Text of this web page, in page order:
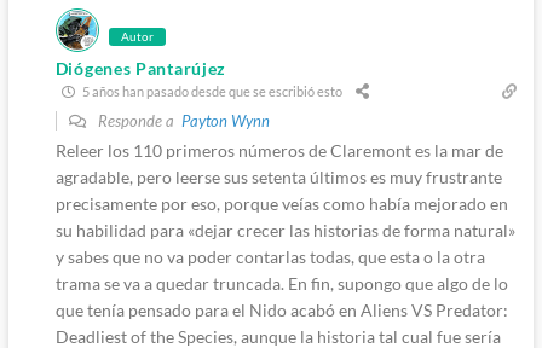
Autor
Diógenes Pantarújez
5 años han pasado desde que se escribió esto
Responde a Payton Wynn
Releer los 110 primeros números de Claremont es la mar de
agradable, pero leerse sus setenta últimos es muy frustrante
precisamente por eso, porque veías como había mejorado en
su habilidad para «dejar crecer las historias de forma natural»
y sabes que no va poder contarlas todas, que esta o la otra
trama se va a quedar truncada. En fin, supongo que algo de lo
que tenía pensado para el Nido acabó en Aliens VS Predator:
Deadliest of the Species, aunque la historia tal cual fue sería